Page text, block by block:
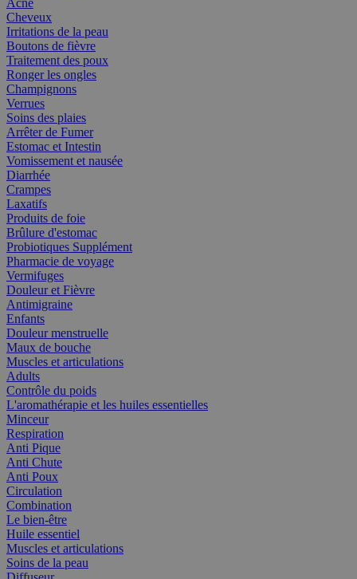
Acné
Cheveux
Irritations de la peau
Boutons de fièvre
Traitement des poux
Ronger les ongles
Champignons
Verrues
Soins des plaies
Arrêter de Fumer
Estomac et Intestin
Vomissement et nausée
Diarrhée
Crampes
Laxatifs
Produits de foie
Brûlure d'estomac
Probiotiques Supplément
Pharmacie de voyage
Vermifuges
Douleur et Fièvre
Antimigraine
Enfants
Douleur menstruelle
Maux de bouche
Muscles et articulations
Adults
Contrôle du poids
L'aromathérapie et les huiles essentielles
Minceur
Respiration
Anti Pique
Anti Chute
Anti Poux
Circulation
Combination
Le bien-être
Huile essentiel
Muscles et articulations
Soins de la peau